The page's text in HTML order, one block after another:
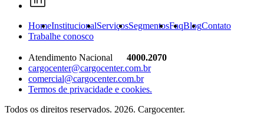
HomeInstitucionalServiçosSegmentosFaqBlogContato
Trabalhe conosco
Atendimento Nacional
4000.2070
cargocenter@cargocenter.com.br
comercial@cargocenter.com.br
Termos de privacidade e cookies.
Todos os direitos reservados. 2026. Cargocenter.